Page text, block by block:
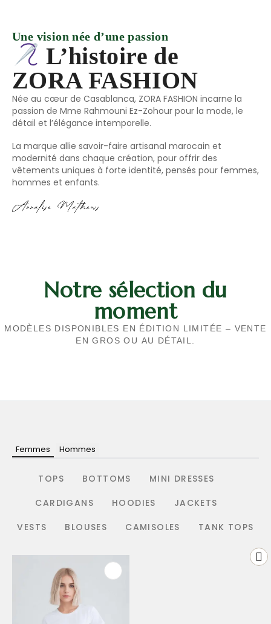
Une vision née d’une passion
L’histoire de
ZORA FASHION
Née au cœur de Casablanca, ZORA FASHION incarne la
passion de Mme Rahmouni Ez-Zohour pour la mode, le
détail et l’élégance intemporelle.
La marque allie savoir-faire artisanal marocain et
modernité dans chaque création, pour offrir des
vêtements uniques à forte identité, pensés pour femmes,
hommes et enfants.
Notre sélection du
moment
MODÈLES DISPONIBLES EN ÉDITION LIMITÉE – VENTE
EN GROS OU AU DÉTAIL.
Femmes Hommes
TOPS BOTTOMS
MINI DRESSES
CARDIGANS
HOODIES
JACKETS
VESTS
BLOUSES CAMISOLES TANK TOPS